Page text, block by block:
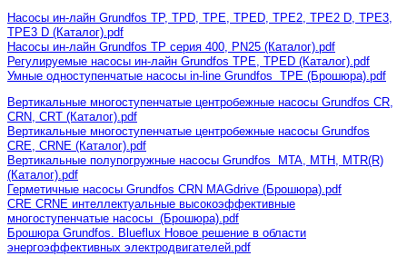
Насосы ин-лайн Grundfos TP, TPD, TPE, TPED, TPE2, TPE2 D, TPE3,
TPE3 D (Каталог).pdf
Насосы ин-лайн Grundfos TP серия 400, PN25 (Каталог).pdf
Регулируемые насосы ин-лайн Grundfos TPE, TPED (Каталог).pdf
Умные одноступенчатые насосы in-line Grundfos TPE (Брошюра).pdf
Вертикальные многоступенчатые центробежные насосы Grundfos CR,
CRN, CRT (Каталог).pdf
Вертикальные многоступенчатые центробежные насосы Grundfos
CRE, CRNE (Каталог).pdf
Вертикальные полупогружные насосы Grundfos MTA, MTH, MTR(R)
(Каталог).pdf
Герметичные насосы Grundfos CRN MAGdrive (Брошюра).pdf
CRE CRNE интеллектуальные высокоэффективные
многоступенчатые насосы (Брошюра).pdf
Брошюра Grundfos. Blueflux Новое решение в области
энергоэффективных электродвигателей.pdf